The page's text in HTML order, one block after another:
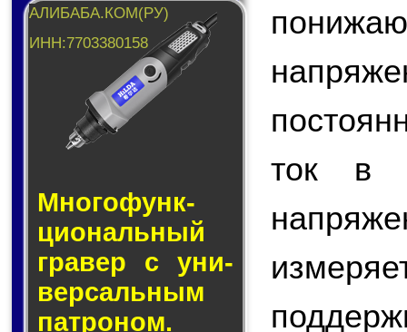
Много­функ­
цио­наль­ный
гра­вер с уни­
вер­саль­ным
пат­ро­ном.
ток в